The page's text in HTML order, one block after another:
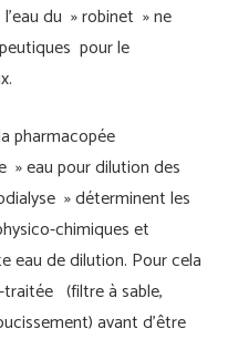
du » robinet » ne
pour le
pharmacopée
» eau pour dilution des
» déterminent les
chimiques et
eau de dilution. Pour cela
(filtre à sable,
avant d’être